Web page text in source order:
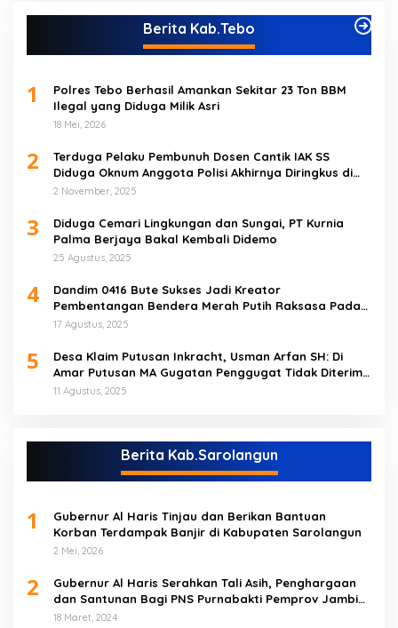
Berita Kab.Tebo
1
Polres Tebo Berhasil Amankan Sekitar 23 Ton BBM
Ilegal yang Diduga Milik Asri
18 Mei, 2026
2
Terduga Pelaku Pembunuh Dosen Cantik IAK SS
Diduga Oknum Anggota Polisi Akhirnya Diringkus di
Tebo Tengah
2 November, 2025
3
Diduga Cemari Lingkungan dan Sungai, PT Kurnia
Palma Berjaya Bakal Kembali Didemo
25 Agustus, 2025
4
Dandim 0416 Bute Sukses Jadi Kreator
Pembentangan Bendera Merah Putih Raksasa Pada
Peringatan HUT RI ke 80 di Tebo
17 Agustus, 2025
5
Desa Klaim Putusan Inkracht, Usman Arfan SH: Di
Amar Putusan MA Gugatan Penggugat Tidak Diterima
(NO)
11 Agustus, 2025
Berita Kab.Sarolangun
1
Gubernur Al Haris Tinjau dan Berikan Bantuan
Korban Terdampak Banjir di Kabupaten Sarolangun
2 Mei, 2026
2
Gubernur Al Haris Serahkan Tali Asih, Penghargaan
dan Santunan Bagi PNS Purnabakti Pemprov Jambi
Yang Berada di Sarolangun
18 Maret, 2024